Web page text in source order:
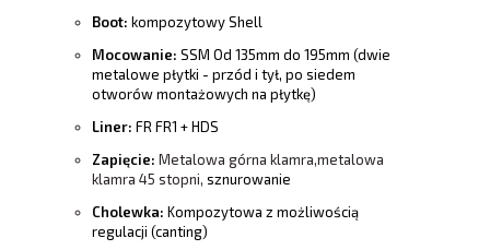
Boot: kompozytowy Shell
Mocowanie: SSM Od 135mm do 195mm (dwie
metalowe płytki - przód i tył, po siedem
otworów montażowych na płytkę)
Liner: FR FR1 + HDS
Zapięcie: Metalowa górna klamra,metalowa
klamra 45 stopni, sznurowanie
Cholewka: Kompozytowa z możliwością
regulacji (canting)